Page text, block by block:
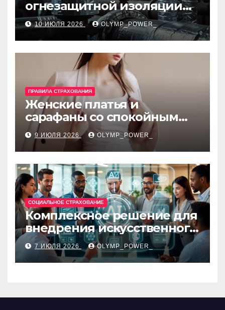
огнезащитной изоляции
для промышленных
объектов и нормативные
требования
10 ИЮЛЯ 2026 OLYMP_POWER_
ПРАВИЛА СТРАХОВАНИЯ
Женские платья и
сарафаны со спокойным
силуэтом, комфортной
посадкой и размерами 42–
48
9 ИЮЛЯ 2026 OLYMP_POWER_
СОЦИАЛЬНОЕ СТРАХОВАНИЕ
Комплексное решение для
внедрения искусственного
интеллекта в бизнес-
процессы
7 ИЮЛЯ 2026 OLYMP_POWER_